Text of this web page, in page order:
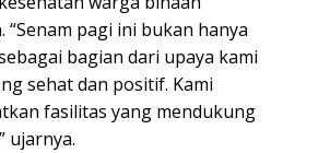
pagi ini bukan hanya
bagian dari upaya kami
sehat dan positif. Kami
fasilitas yang mendukung
ujarnya.